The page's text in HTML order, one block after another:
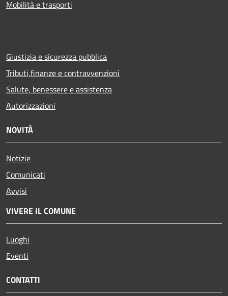
Mobilità e trasporti
Giustizia e sicurezza pubblica
Tributi,finanze e contravvenzioni
Salute, benessere e assistenza
Autorizzazioni
NOVITÀ
Notizie
Comunicati
Avvisi
VIVERE IL COMUNE
Luoghi
Eventi
CONTATTI